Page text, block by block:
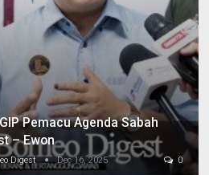
Pemacu Agenda Sabah
– Ewon
Digest Dec 16, 2025 0